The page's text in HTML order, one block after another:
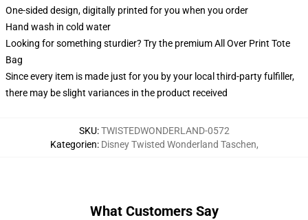
One-sided design, digitally printed for you when you order
Hand wash in cold water
Looking for something sturdier? Try the premium All Over Print Tote
Bag
Since every item is made just for you by your local third-party fulfiller,
there may be slight variances in the product received
SKU:TWISTEDWONDERLAND-0572
Kategorien: Disney Twisted Wonderland Taschen,
What Customers Say